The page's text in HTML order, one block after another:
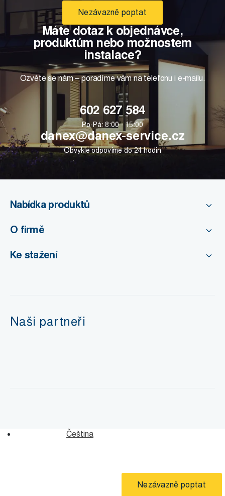
Nezávazně poptat
Máte dotaz k objednávce,
produktům nebo možnostem
instalace?
Ozvěte se nám – poradíme vám na telefonu i e-mailu.
602 627 584
Po-Pá: 8:00 - 15:00
danex@danex-service.cz
Obvykle odpovíme do 24 hodin
Nabídka produktů
O firmě
Ke stažení
Naši partneři
Čeština
Nezávazně poptat